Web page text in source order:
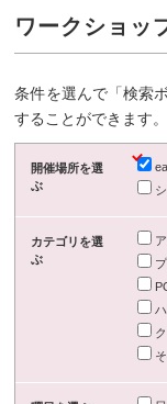
ワークショッ
条件を選んで「検索
することができます。
開催場所を選
ぶ
カテゴリを選
ぶ